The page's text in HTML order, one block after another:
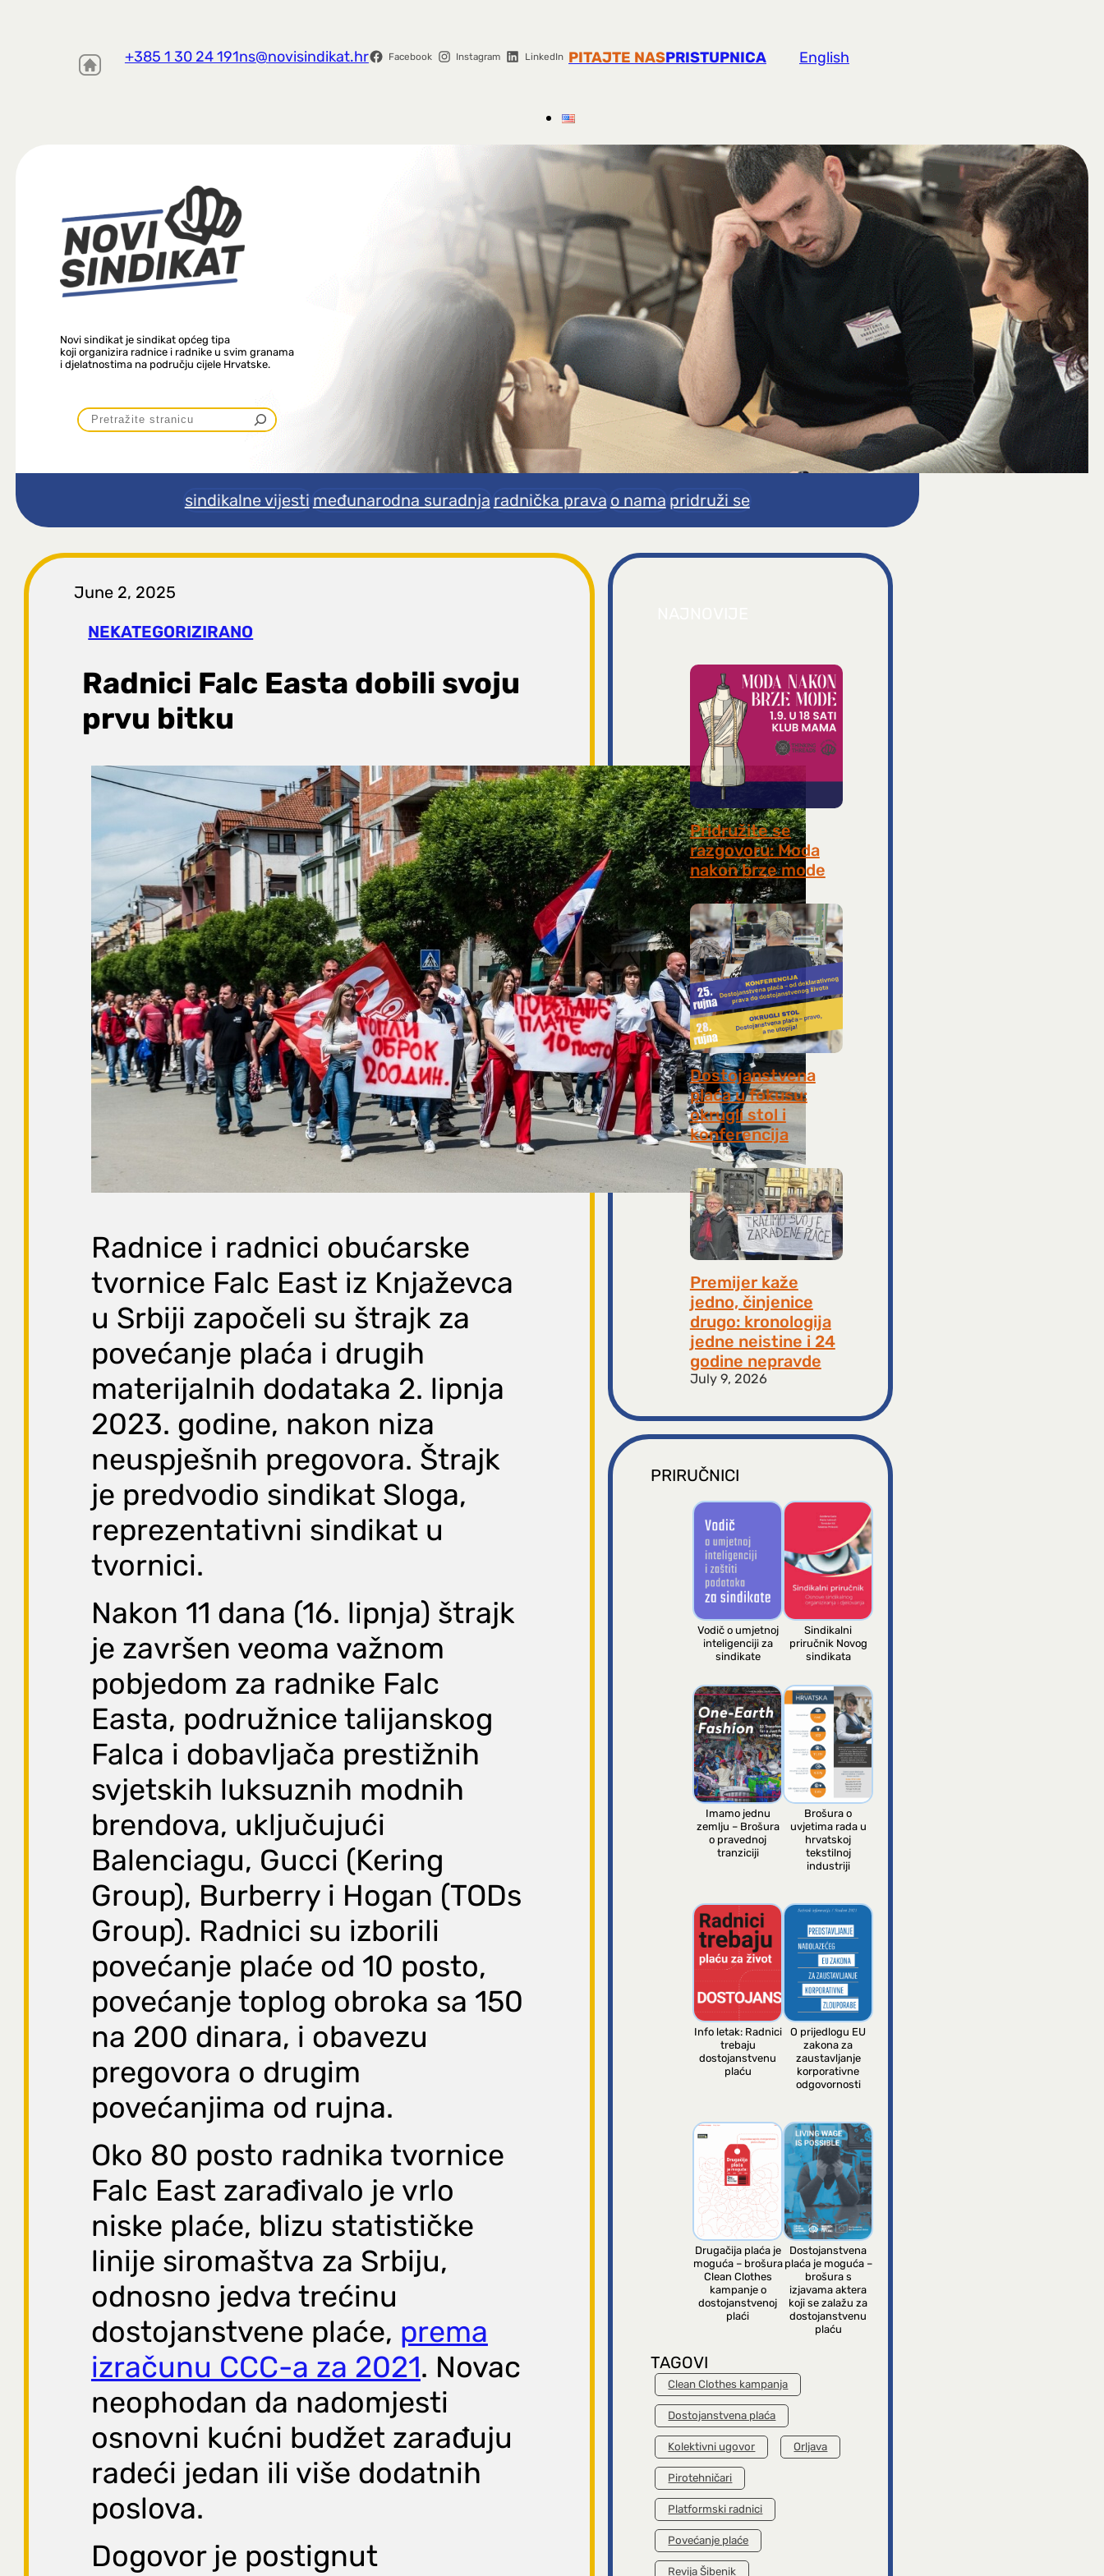
+385 1 30 24 191ns@novisindikat.hr Facebook Instagram LinkedIn PITAJTE NASPRISTUPNICA English
Novi sindikat je sindikat općeg tipa
koji organizira radnice i radnike u svim granama
i djelatnostima na području cijele Hrvatske.
P
r
t
r
a
g
a
sindikalne vijesti međunarodna suradnja radnička prava o nama pridruži se
June 2, 2025
NEKATEGORIZIRANO
Radnici Falc Easta dobili svoju
prvu bitku
Radnice i radnici obućarske
tvornice Falc East iz Knjaževca
u Srbiji započeli su štrajk za
povećanje plaća i drugih
materijalnih dodataka 2. lipnja
2023. godine, nakon niza
neuspješnih pregovora. Štrajk
je predvodio sindikat Sloga,
reprezentativni sindikat u
tvornici.
Nakon 11 dana (16. lipnja) štrajk
je završen veoma važnom
pobjedom za radnike Falc
Easta, podružnice talijanskog
Falca i dobavljača prestižnih
svjetskih luksuznih modnih
brendova, uključujući
Balenciagu, Gucci (Kering
Group), Burberry i Hogan (TODs
Group). Radnici su izborili
povećanje plaće od 10 posto,
povećanje toplog obroka sa 150
na 200 dinara, i obavezu
pregovora o drugim
povećanjima od rujna.
Oko 80 posto radnika tvornice
Falc East zarađivalo je vrlo
niske plaće, blizu statističke
linije siromaštva za Srbiju,
odnosno jedva trećinu
dostojanstvene plaće, prema
izračunu CCC-a za 2021. Novac
neophodan da nadomjesti
osnovni kućni budžet zarađuju
radeći jedan ili više dodatnih
poslova.
Dogovor je postignut
Pridružite se
razgovoru: Moda
nakon brze mode
July 31, 2026
Dostojanstvena
plaća u fokusu:
okrugli stol i
konferencija
July 28, 2026
Premijer kaže
jedno, činjenice
drugo: kronologija
jedne neistine i 24
godine nepravde
July 9, 2026
PRIRUČNICI
Vodič o umjetnoj
inteligenciji za
sindikate
Sindikalni
priručnik Novog
sindikata
Imamo jednu
zemlju – Brošura
o pravednoj
tranziciji
Brošura o
uvjetima rada u
hrvatskoj
tekstilnoj
industriji
Info letak: Radnici
trebaju
dostojanstvenu
plaću
O prijedlogu EU
zakona za
zaustavljanje
korporativne
odgovornosti
Drugačija plaća je
moguća – brošura
Clean Clothes
kampanje o
dostojanstvenoj
plaći
Dostojanstvena
plaća je moguća –
brošura s
izjavama aktera
koji se zalažu za
dostojanstvenu
plaću
TAGOVI
Clean Clothes kampanja
Dostojanstvena plaća
Kolektivni ugovor Orljava
Pirotehničari
Platformski radnici
Povećanje plaće
Revija Šibenik